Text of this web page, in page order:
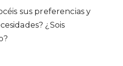
sus preferencias y
¿Sois